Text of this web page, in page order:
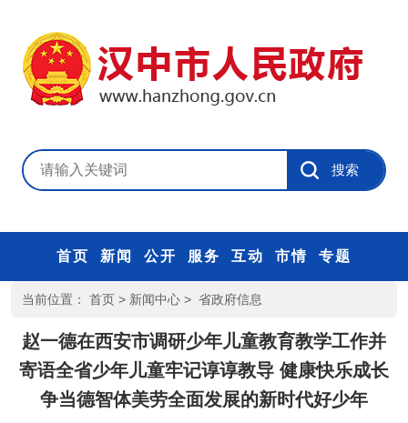
首页 新闻 公开 服务 互动 市情 专题
当前位置： 首页 > 新闻中心 > 省政府信息
赵一德在西安市调研少年儿童教育教学工作并
寄语全省少年儿童牢记谆谆教导 健康快乐成长
争当德智体美劳全面发展的新时代好少年